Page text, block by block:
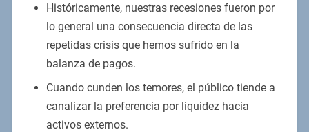
Históricamente, nuestras recesiones fueron por
lo general una consecuencia directa de las
repetidas crisis que hemos sufrido en la
balanza de pagos.
Cuando cunden los temores, el público tiende a
canalizar la preferencia por liquidez hacia
activos externos.